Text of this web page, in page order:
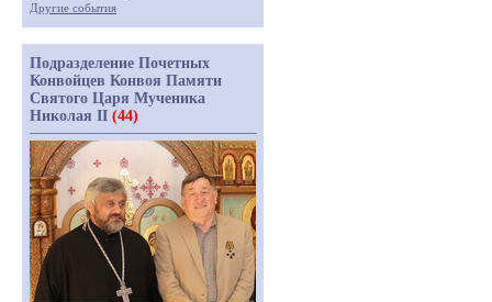
Другие события
Подразделение Почетных
Конвойцев Конвоя Памяти
Святого Царя Мученика
Николая II (44)